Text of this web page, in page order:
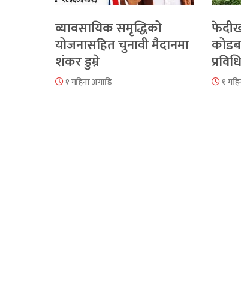
व्यावसायिक समृद्धिको
योजनासहित चुनावी मैदानमा
शंकर डुम्रे
१ महिना अगाडि १